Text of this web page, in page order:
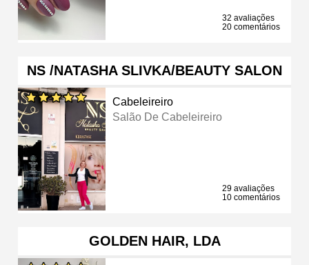
32 avaliações
20 comentários
NS /NATASHA SLIVKA/BEAUTY SALON
Cabeleireiro
Salão De Cabeleireiro
29 avaliações
10 comentários
GOLDEN HAIR, LDA